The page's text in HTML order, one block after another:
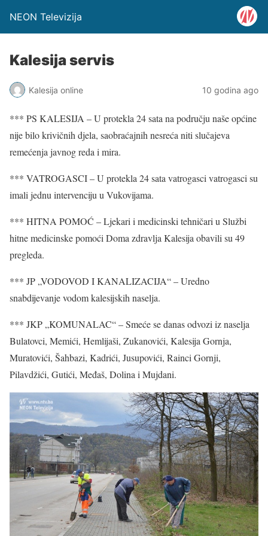
NEON Televizija
Kalesija servis
Kalesija online 10 godina ago
*** PS KALESIJA – U protekla 24 sata na području naše općine
nije bilo krivičnih djela, saobraćajnih nesreća niti slučajeva
remećenja javnog reda i mira.
*** VATROGASCI – U protekla 24 sata vatrogasci vatrogasci su
imali jednu intervenciju u Vukovijama.
*** HITNA POMOĆ – Ljekari i medicinski tehničari u Službi
hitne medicinske pomoći Doma zdravlja Kalesija obavili su 49
pregleda.
*** JP „VODOVOD I KANALIZACIJA“ – Uredno
snabdijevanje vodom kalesijskih naselja.
*** JKP „KOMUNALAC“ – Smeće se danas odvozi iz naselja
Bulatovci, Memići, Hemlijaši, Zukanovići, Kalesija Gornja,
Muratovići, Šahbazi, Kadrići, Jusupovići, Rainci Gornji,
Pilavdžići, Gutići, Međaš, Dolina i Mujdani.